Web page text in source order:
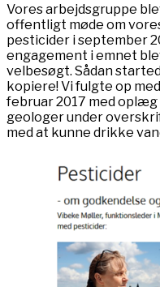
Vores arbejdsgruppe
offentligt møde om
pesticider i september
engagement i emnet
velbesøgt. Sådan
kopiere! Vi fulgte op
februar 2017 med
geologer under
med at kunne drikke